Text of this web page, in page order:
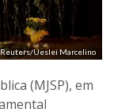
Reuters/Ueslei Marcelino
(MJSP), em